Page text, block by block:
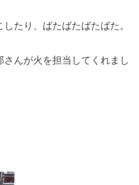
たり、ばたばたばたばた。
んが火を担当してくれまし